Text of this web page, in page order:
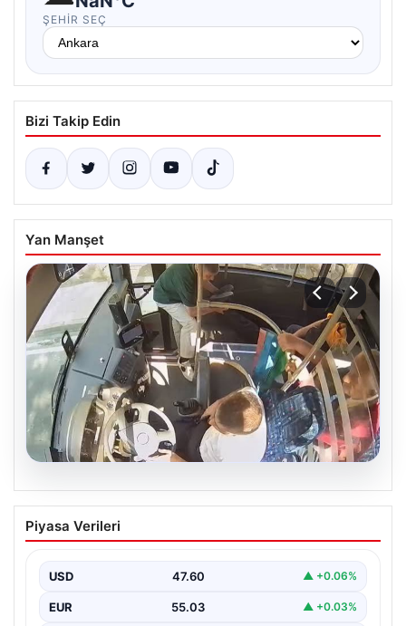
ŞEHIR SEÇ
Bizi Takip Edin
Yan Manşet
Otobüste Rahatsızlanan Yolcuyu Şoför
Hızla Hastaneye Yönlendirdi
otobüslerinde yaşanan ilginç ve dikkat çekici…
Piyasa Verileri
USD 47.60 ▲ +0.06%
EUR 55.03 ▲ +0.03%